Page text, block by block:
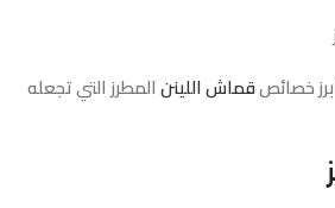
خصائصقماش الليننالمطرز التي تجعله